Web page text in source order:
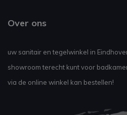
Over ons
uw sanitair en tegelwinkel in
showroom terecht kunt voor
via de online winkel kan bestellen!